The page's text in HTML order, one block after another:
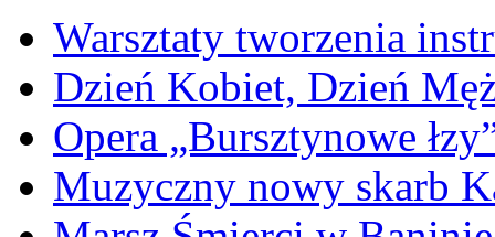
Warsztaty tworzenia
Dzień Kobiet, Dzień
Opera „Bursztynowe
Muzyczny nowy skarb